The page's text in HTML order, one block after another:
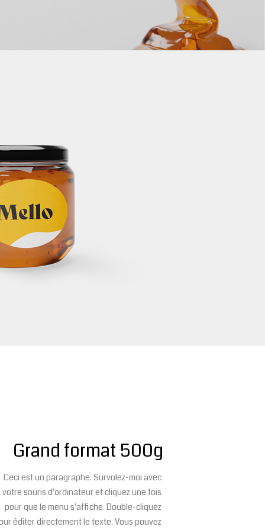
Grand format 500g
Ceci est un paragraphe. Survolez-moi avec
votre souris d'ordinateur et cliquez une fois
pour que le menu s'affiche. Double-cliquez
éditer directement le texte. Vous pouvez